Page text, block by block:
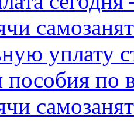
уплату
пособия по